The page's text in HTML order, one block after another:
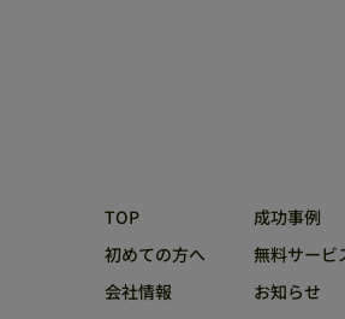
TOP
成功事例
初めての方へ
無料サービ
会社情報
お知らせ